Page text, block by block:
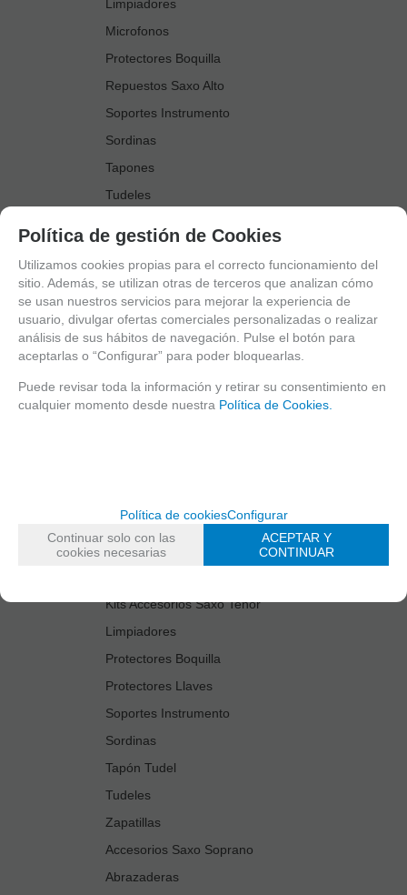
Limpiadores
Microfonos
Protectores Boquilla
Repuestos Saxo Alto
Soportes Instrumento
Sordinas
Tapones
Tudeles
Accesorios Saxo Tenor
Abrazaderas
Anillo Fonico Saxo Tenor
Atriles Marcha
Boquillas
Boquilleros
Cañas
Estuches Guardacañas
Estuches Instrumento
Kits Accesorios Saxo Tenor
Limpiadores
Protectores Boquilla
Protectores Llaves
Soportes Instrumento
Sordinas
Tapón Tudel
Tudeles
Zapatillas
Accesorios Saxo Soprano
Abrazaderas
Política de gestión de Cookies
Utilizamos cookies propias para el correcto funcionamiento del
sitio. Además, se utilizan otras de terceros que analizan cómo
se usan nuestros servicios para mejorar la experiencia de
usuario, divulgar ofertas comerciales personalizadas o realizar
análisis de sus hábitos de navegación. Pulse el botón para
aceptarlas o “Configurar” para poder bloquearlas.
Puede revisar toda la información y retirar su consentimiento en
cualquier momento desde nuestra Política de Cookies.
Política de cookiesConfigurar
Continuar solo con las
cookies necesarias
ACEPTAR Y
CONTINUAR